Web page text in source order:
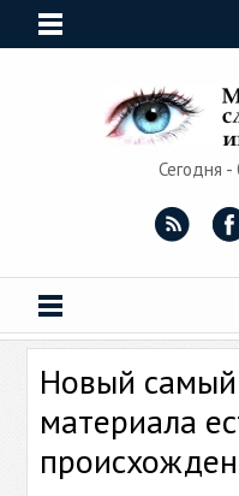
Сегодня -
Новый
материала